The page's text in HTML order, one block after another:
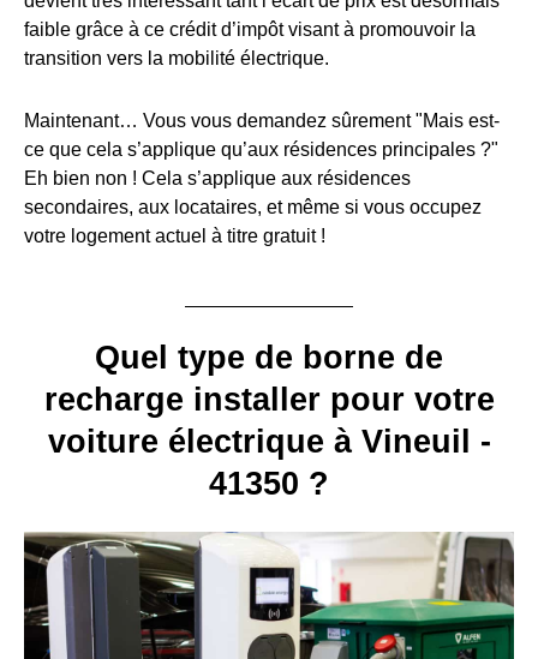
faible grâce à ce crédit d’impôt visant à promouvoir la
transition vers la mobilité électrique.
Maintenant… Vous vous demandez sûrement "Mais est-
ce que cela s’applique qu’aux résidences principales ?"
Eh bien non ! Cela s’applique aux résidences
secondaires, aux locataires, et même si vous occupez
votre logement actuel à titre gratuit !
Quel type de borne de
recharge installer pour votre
voiture électrique à Vineuil -
41350 ?